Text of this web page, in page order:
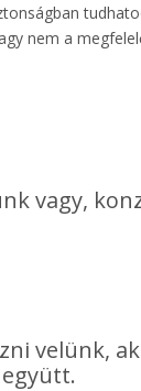
nem a
vagy,
velünk,